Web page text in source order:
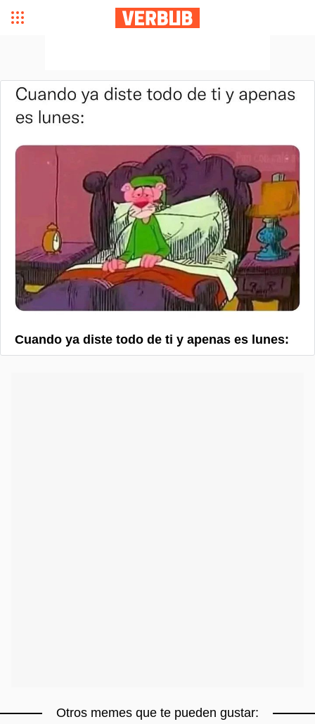
Cuando ya diste todo de ti y apenas es lunes:
Otros memes que te pueden gustar: